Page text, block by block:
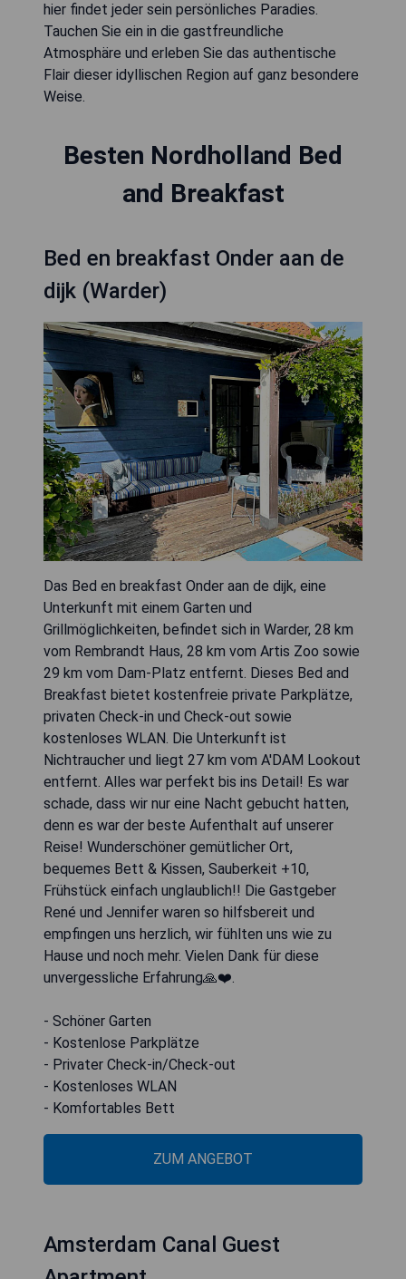
hier findet jeder sein persönliches Paradies.
Tauchen Sie ein in die gastfreundliche
Atmosphäre und erleben Sie das authentische
Flair dieser idyllischen Region auf ganz besondere
Weise.
Besten Nordholland Bed
and Breakfast
Bed en breakfast Onder aan de
dijk (Warder)
Das Bed en breakfast Onder aan de dijk, eine
Unterkunft mit einem Garten und
Grillmöglichkeiten, befindet sich in Warder, 28 km
vom Rembrandt Haus, 28 km vom Artis Zoo sowie
29 km vom Dam-Platz entfernt. Dieses Bed and
Breakfast bietet kostenfreie private Parkplätze,
privaten Check-in und Check-out sowie
kostenloses WLAN. Die Unterkunft ist
Nichtraucher und liegt 27 km vom A'DAM Lookout
entfernt. Alles war perfekt bis ins Detail! Es war
schade, dass wir nur eine Nacht gebucht hatten,
denn es war der beste Aufenthalt auf unserer
Reise! Wunderschöner gemütlicher Ort,
bequemes Bett & Kissen, Sauberkeit +10,
Frühstück einfach unglaublich!! Die Gastgeber
René und Jennifer waren so hilfsbereit und
empfingen uns herzlich, wir fühlten uns wie zu
Hause und noch mehr. Vielen Dank für diese
unvergessliche Erfahrung🙏❤️.
- Schöner Garten
- Kostenlose Parkplätze
- Privater Check-in/Check-out
- Kostenloses WLAN
- Komfortables Bett
ZUM ANGEBOT
Amsterdam Canal Guest